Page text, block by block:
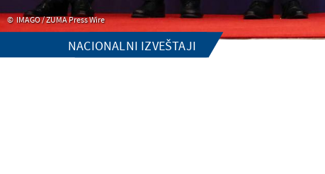
IMAGO / ZUMA Press Wire
NACIONALNI IZVEŠTAJI